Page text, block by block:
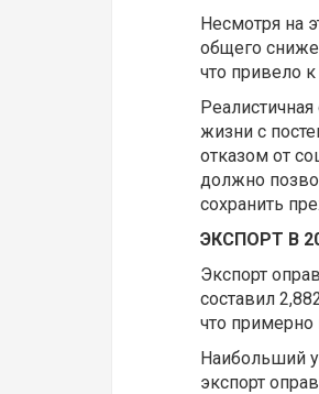
Несмотря на
общего
что привело
жизни с
отказом от
должно
сохранить
ЭКСПОРТ В
Экспорт
составил
что
Наибольший
экспорт